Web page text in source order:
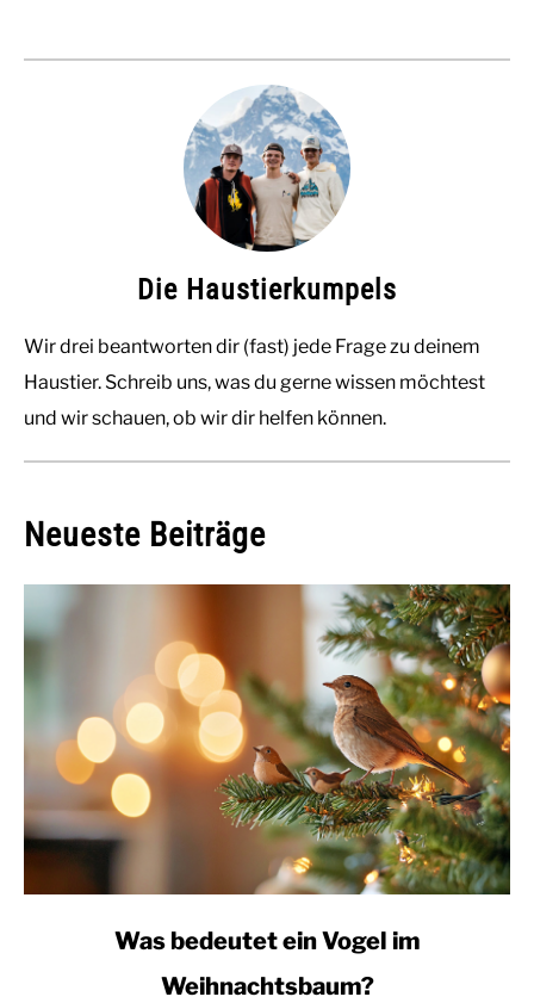
Die Haustierkumpels
Wir drei beantworten dir (fast) jede Frage zu deinem
Haustier. Schreib uns, was du gerne wissen möchtest
und wir schauen, ob wir dir helfen können.
Neueste Beiträge
Was bedeutet ein Vogel im
Weihnachtsbaum?